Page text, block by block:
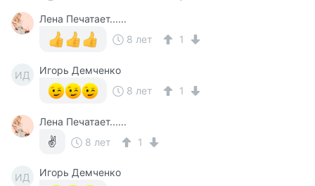
Лена Печатает......
8 лет
1
ИД
Игорь Демченко
8 лет
1
Лена Печатает......
✌ 8 лет 1
ИД
Игорь Демченко